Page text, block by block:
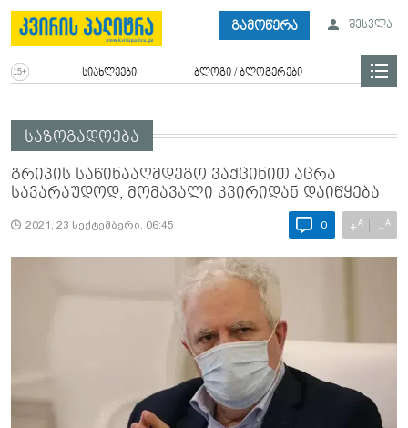
გამოწერა შესვლა
სიახლეები ბლოგი / ბლოგერები
საზოგადოება
გრიპის საწინააღმდეგო ვაქცინით აცრა
სავარაუდოდ, მომავალი კვირიდან დაიწყება
2021, 23 სექტემბერი, 06:45 0 +A −A